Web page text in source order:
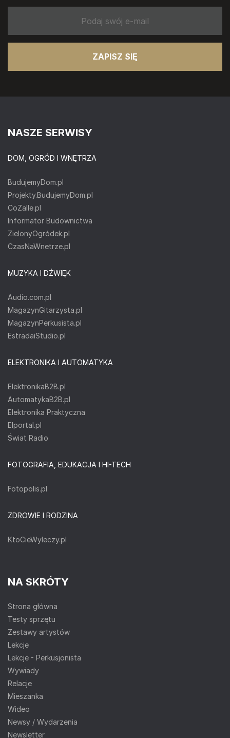
ZAPISZ SIĘ
NASZE SERWISY
DOM, OGRÓD I WNĘTRZA
BudujemyDom.pl
Projekty.BudujemyDom.pl
CoZaIle.pl
Informator Budownictwa
ZielonyOgródek.pl
CzasNaWnetrze.pl
MUZYKA I DŹWIĘK
Audio.com.pl
MagazynGitarzysta.pl
MagazynPerkusista.pl
EstradaiStudio.pl
ELEKTRONIKA I AUTOMATYKA
ElektronikaB2B.pl
AutomatykaB2B.pl
Elektronika Praktyczna
Elportal.pl
Świat Radio
FOTOGRAFIA, EDUKACJA I HI-TECH
Fotopolis.pl
ZDROWIE I RODZINA
KtoCieWyleczy.pl
NA SKRÓTY
Strona główna
Testy sprzętu
Zestawy artystów
Lekcje
Lekcje - Perkusjonista
Wywiady
Relacje
Mieszanka
Wideo
Newsy / Wydarzenia
Newsletter